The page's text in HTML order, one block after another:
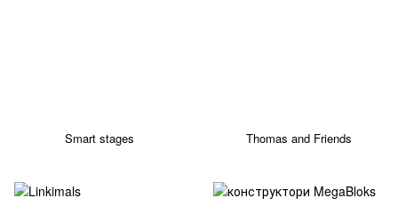
Smart stages Thomas and Friends